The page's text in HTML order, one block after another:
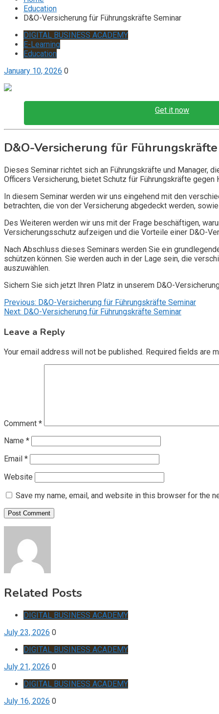
Education
D&O-Versicherung für Führungskräfte Seminar
DIGITAL BUSINESS ACADEMY
E-Learning
Education
January 10, 2026 0
Get it now
D&O-Versicherung für
Dieses Seminar richtet sich an Führungskräfte und Manager,
Officers Versicherung, bietet Schutz für Führungskräfte
In diesem Seminar werden wir uns eingehend mit den
betrachten, die von der Versicherung abgedeckt werden,
Des Weiteren werden wir uns mit der Frage beschäftigen,
Versicherungsschutz aufzeigen und die Vorteile einer D&O-
Nach Abschluss dieses Seminars werden Sie ein
schützen können. Sie werden auch in der Lage sein, die
auszuwählen.
Sichern Sie sich jetzt Ihren Platz in unserem D&O-
Post
navigation
Previous: D&O-Versicherung für Führungskräfte Seminar
Next: D&O-Versicherung für Führungskräfte Seminar
Leave a Reply
Your email address will not be published. Required fields are
Comment *
Name *
Email *
Website
Save my name, email, and website in this browser for the
Related Posts
DIGITAL BUSINESS ACADEMY
July 23, 2026 0
DIGITAL BUSINESS ACADEMY
July 21, 2026 0
DIGITAL BUSINESS ACADEMY
July 16, 2026 0